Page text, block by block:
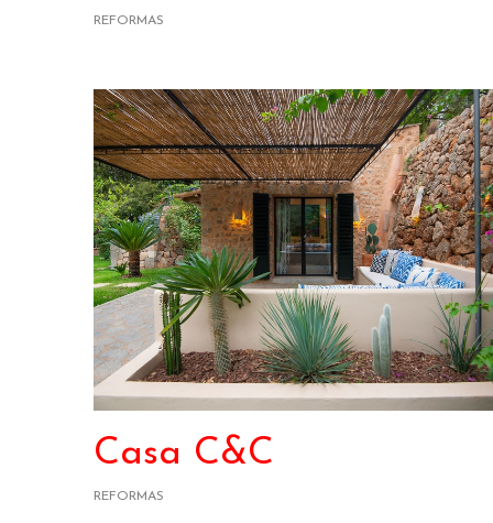
REFORMAS
Casa C&C
REFORMAS